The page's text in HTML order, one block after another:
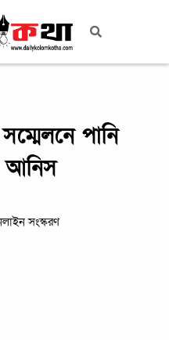
পানি
আনিস
সংস্করণ